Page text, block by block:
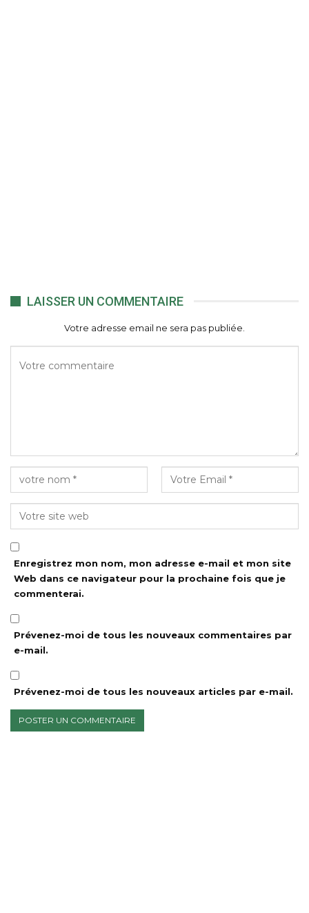
LAISSER UN COMMENTAIRE
Votre adresse email ne sera pas publiée.
Enregistrez mon nom, mon adresse e-mail et mon site
Web dans ce navigateur pour la prochaine fois que je
commenterai.
Prévenez-moi de tous les nouveaux commentaires par
e-mail.
Prévenez-moi de tous les nouveaux articles par e-mail.